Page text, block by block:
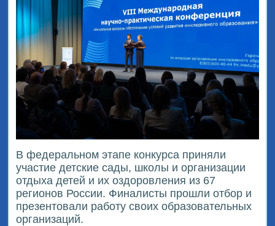
В федеральном этапе конкурса приняли
участие детские сады, школы и организации
отдыха детей и их оздоровления из 67
регионов России. Финалисты прошли отбор и
презентовали работу своих образовательных
организаций.